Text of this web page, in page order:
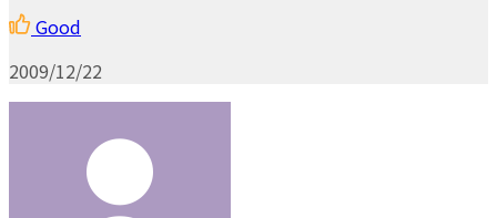
Good
2009/12/22